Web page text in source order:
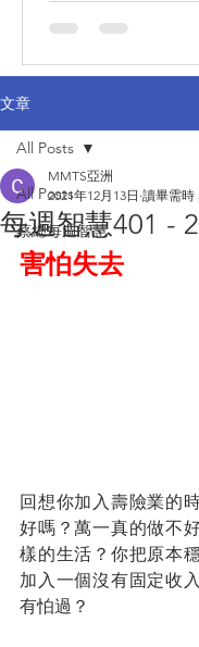
文章
All Posts
蔡總每週智慧
All Posts
每週智慧401 -
MMTS亞洲
2021年12月13日 讀畢需時
害怕失去
回想你加入壽險業的
好嗎？萬一真的做不
樣的生活？你把原本
加入一個沒有固定收
有怕過？